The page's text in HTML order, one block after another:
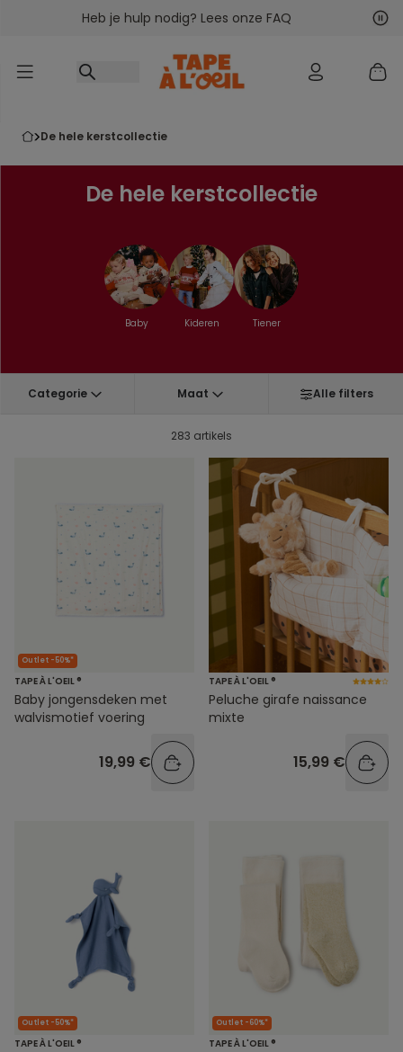
Ga naar inhoudHeb je hulp nodig? Lees onze FAQ
de hele kerstcollectie
De hele kerstcollectie
Baby Kideren Tiener
Categorie Maat Alle filters
283 artikels
Outlet -50%*
TAPE À L'OEIL ®
Baby jongensdeken met
walvismotief voering
19,99 €
TAPE À L'OEIL ®
Peluche girafe naissance
mixte
15,99 €
Outlet -50%*
TAPE À L'OEIL ®
Outlet -60%*
TAPE À L'OEIL ®